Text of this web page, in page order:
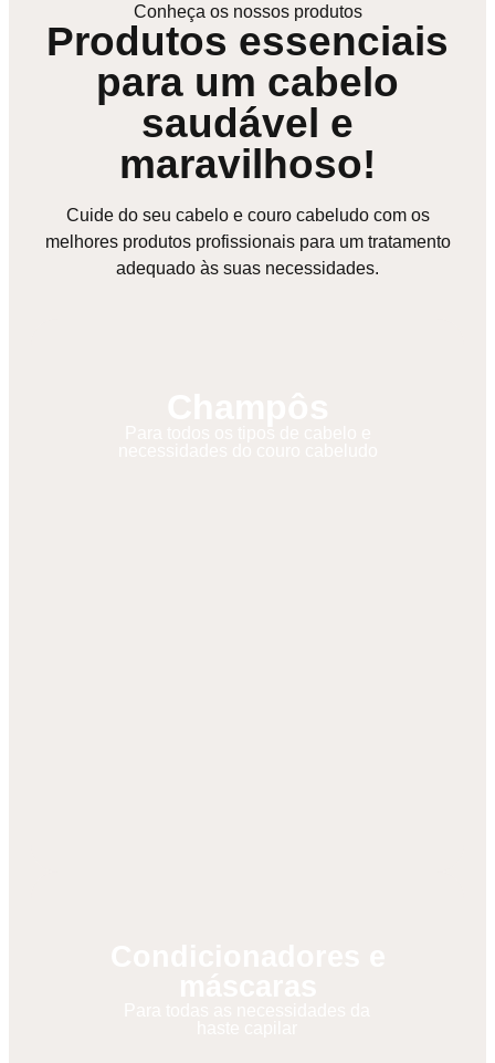
Conheça os nossos produtos
Produtos essenciais
para um cabelo
saudável e
maravilhoso!
Cuide do seu cabelo e couro cabeludo com os
melhores produtos profissionais para um tratamento
adequado às suas necessidades.